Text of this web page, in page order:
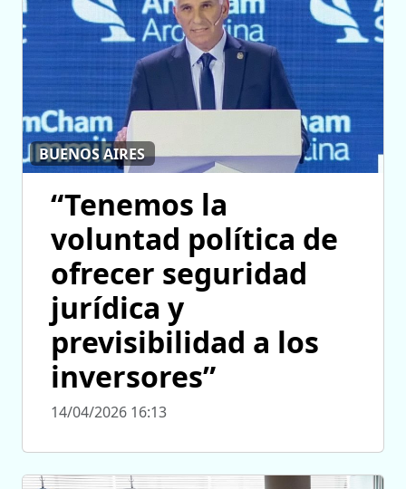
BUENOS AIRES
“Tenemos la
voluntad política de
ofrecer seguridad
jurídica y
previsibilidad a los
inversores”
14/04/2026 16:13